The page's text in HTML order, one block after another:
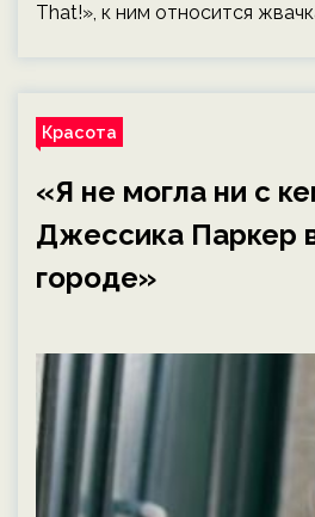
That!», к ним относится
Красота
«Я не могла ни с
Джессика Паркер
городе»